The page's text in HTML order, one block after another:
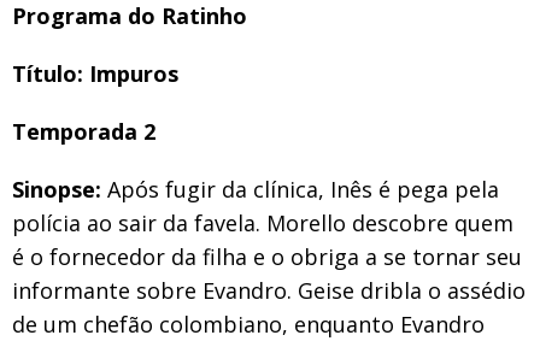
Programa do Ratinho
Título: Impuros
Temporada 2
Sinopse: Após fugir da clínica, Inês é pega pela
polícia ao sair da favela. Morello descobre quem
é o fornecedor da filha e o obriga a se tornar seu
informante sobre Evandro. Geise dribla o assédio
de um chefão colombiano, enquanto Evandro